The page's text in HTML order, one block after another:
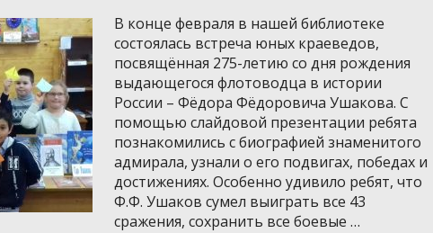
В конце февраля в нашей библиотеке
состоялась встреча юных краеведов,
посвящённая 275-летию со дня рождения
выдающегося флотоводца в истории
России – Фёдора Фёдоровича Ушакова. С
помощью слайдовой презентации ребята
познакомились с биографией знаменитого
адмирала, узнали о его подвигах, победах и
достижениях. Особенно удивило ребят, что
Ф.Ф. Ушаков сумел выиграть все 43
сражения, сохранить все боевые …